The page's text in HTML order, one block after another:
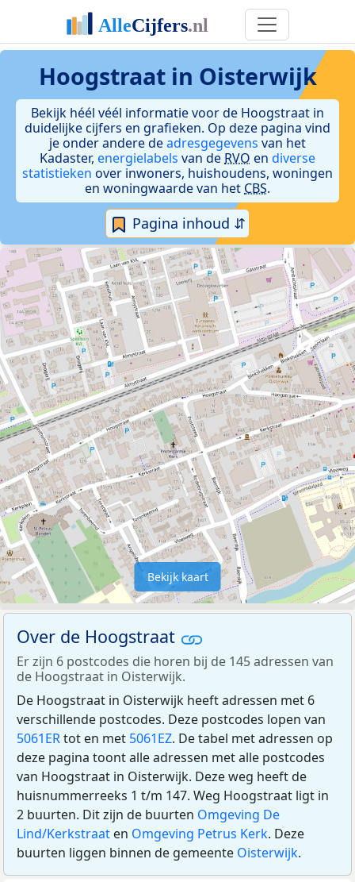
Hoogstraat in Oisterwijk
Bekijk héél véél informatie voor de Hoogstraat in
duidelijke cijfers en grafieken. Op deze pagina vind
je onder andere deadresgegevens van het
Kadaster, energielabels van de RVO en diverse
statistieken over inwoners, huishoudens, woningen
en woningwaarde van het CBS.
Pagina inhoud ⇵
Bekijk kaart
Over de Hoogstraat
Er zijn 6 postcodes die horen bij de 145 adressen van
de Hoogstraat in Oisterwijk.
De Hoogstraat in Oisterwijk heeft adressen met 6
verschillende postcodes. Deze postcodes lopen van
5061ERtot en met 5061EZ. De tabel met adressen op
deze pagina toont alle adressen met alle postcodes
van Hoogstraat in Oisterwijk. Deze weg heeft de
huisnummerreeks 1 t/m 147. Weg Hoogstraat ligt in
2 buurten. Dit zijn de buurten Omgeving De
Lind/Kerkstraat en Omgeving Petrus Kerk. Deze
buurten liggen binnen de gemeente Oisterwijk.